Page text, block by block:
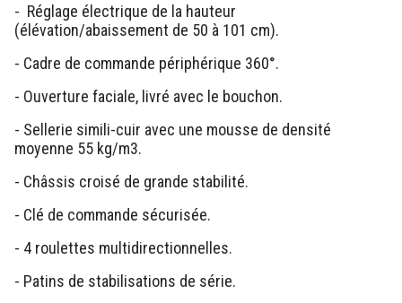
- Réglage électrique de la hauteur
(élévation/abaissement de 50 à 101 cm).
- Cadre de commande périphérique 360°.
- Ouverture faciale, livré avec le bouchon.
- Sellerie simili-cuir avec une mousse de densité
moyenne 55 kg/m3.
- Châssis croisé de grande stabilité.
- Clé de commande sécurisée.
- 4 roulettes multidirectionnelles.
- Patins de stabilisations de série.